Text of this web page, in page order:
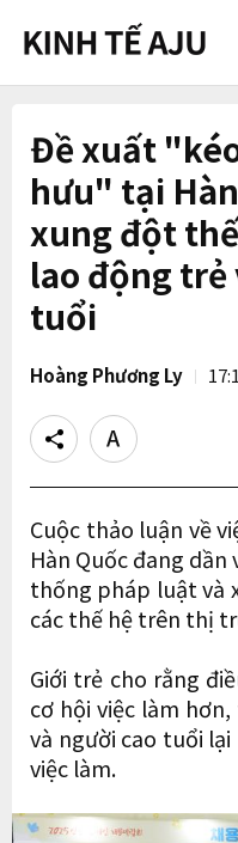
Đề xuất
hưu" tại
xung đột
lao động trẻ
tuổi
Hoàng Phương Ly
Share
Text
size
Cuộc thảo luận về
Hàn Quốc đang
thống pháp luật và
các thế hệ trên thị
Giới trẻ cho rằng
cơ hội việc làm
và người cao tuổi
việc làm.